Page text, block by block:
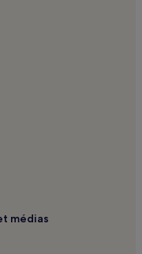
à proximité
médias